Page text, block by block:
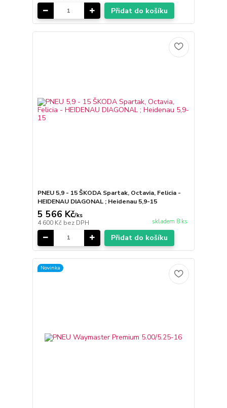
Přidat do košíku
PNEU 5,9 - 15 ŠKODA Spartak, Octavia, Felicia -
HEIDENAU DIAGONAL ; Heidenau 5,9-15
5 566 Kč/ks
4 600 Kč bez DPH skladem 8 ks
Přidat do košíku
Novinka